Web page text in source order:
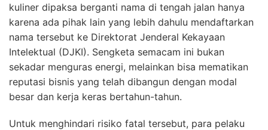
kuliner dipaksa berganti nama di tengah jalan hanya
karena ada pihak lain yang lebih dahulu mendaftarkan
nama tersebut ke Direktorat Jenderal Kekayaan
Intelektual (DJKI). Sengketa semacam ini bukan
sekadar menguras energi, melainkan bisa mematikan
reputasi bisnis yang telah dibangun dengan modal
besar dan kerja keras bertahun-tahun.
Untuk menghindari risiko fatal tersebut, para pelaku